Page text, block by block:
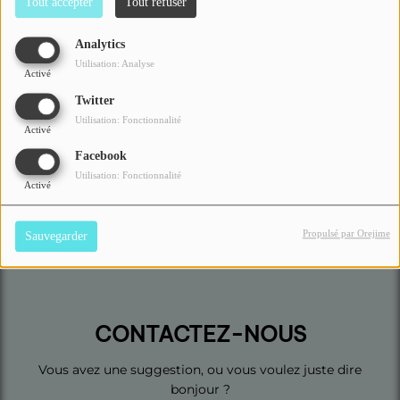
Analytics
Activé
Utilisation: Analyse
Twitter
Activé
Utilisation: Fonctionnalité
Facebook
Activé
Utilisation: Fonctionnalité
Sauvegarder Propulsé par Orejime
CONTACTEZ-NOUS
Vous avez une suggestion, ou vous voulez juste dire
bonjour ?